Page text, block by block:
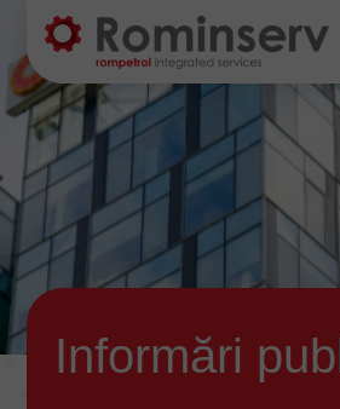
Navigare
principală
Informări